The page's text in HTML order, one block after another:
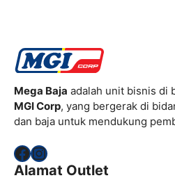
Mega Baja adalah unit bisnis di
MGI Corp, yang bergerak di
dan baja untuk mendukung
Facebook
Instagram
Alamat Outlet